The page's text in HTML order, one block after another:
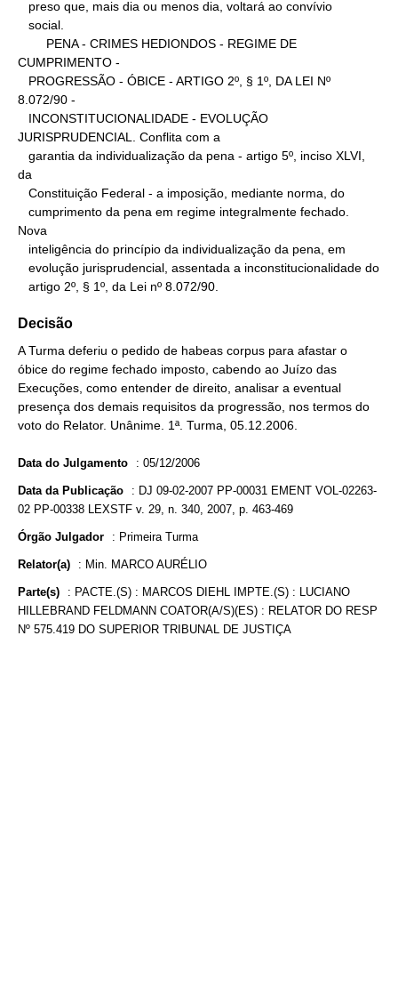
CUMPRIMENTO -
8.072/90 -
JURISPRUDENCIAL. Conflita com a
da
Nova
   artigo 2º, § 1º, da Lei nº 8.072/90.
Decisão
A Turma deferiu o pedido de habeas corpus para afastar o
óbice do regime fechado imposto, cabendo ao Juízo das
Execuções, como entender de direito, analisar a eventual
presença dos demais requisitos da progressão, nos termos do
voto do Relator. Unânime. 1ª. Turma, 05.12.2006.
Data do Julgamento : 05/12/2006
Data da Publicação : DJ 09-02-2007 PP-00031 EMENT VOL-02263-
02 PP-00338 LEXSTF v. 29, n. 340, 2007, p. 463-469
Órgão Julgador : Primeira Turma
Relator(a) : Min. MARCO AURÉLIO
Parte(s) : PACTE.(S) : MARCOS DIEHL IMPTE.(S) : LUCIANO
HILLEBRAND FELDMANN COATOR(A/S)(ES) : RELATOR DO RESP
Nº 575.419 DO SUPERIOR TRIBUNAL DE JUSTIÇA